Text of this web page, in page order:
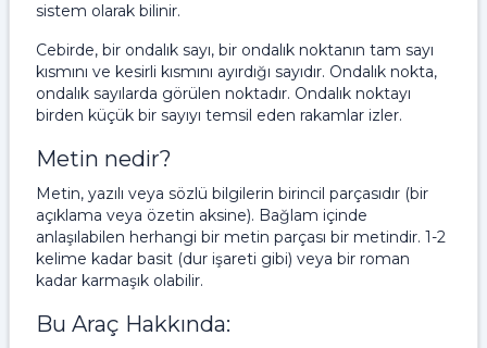
sistem olarak bilinir.
Cebirde, bir ondalık sayı, bir ondalık noktanın tam sayı
kısmını ve kesirli kısmını ayırdığı sayıdır. Ondalık nokta,
ondalık sayılarda görülen noktadır. Ondalık noktayı
birden küçük bir sayıyı temsil eden rakamlar izler.
Metin nedir?
Metin, yazılı veya sözlü bilgilerin birincil parçasıdır (bir
açıklama veya özetin aksine). Bağlam içinde
anlaşılabilen herhangi bir metin parçası bir metindir. 1-2
kelime kadar basit (dur işareti gibi) veya bir roman
kadar karmaşık olabilir.
Bu Araç Hakkında: